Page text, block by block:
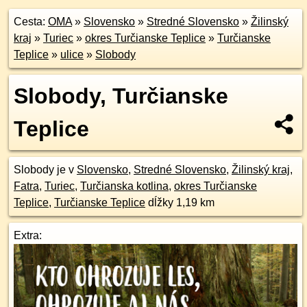
Cesta: OMA» Slovensko » Stredné Slovensko » Žilinský
kraj » Turiec » okres Turčianske Teplice » Turčianske
Teplice » ulice » Slobody
Slobody, Turčianske
Teplice
Slobody je v Slovensko, Stredné Slovensko, Žilinský kraj,
Fatra, Turiec, Turčianska kotlina, okres Turčianske
Teplice, Turčianske Teplice dĺžky 1,19 km
Extra: